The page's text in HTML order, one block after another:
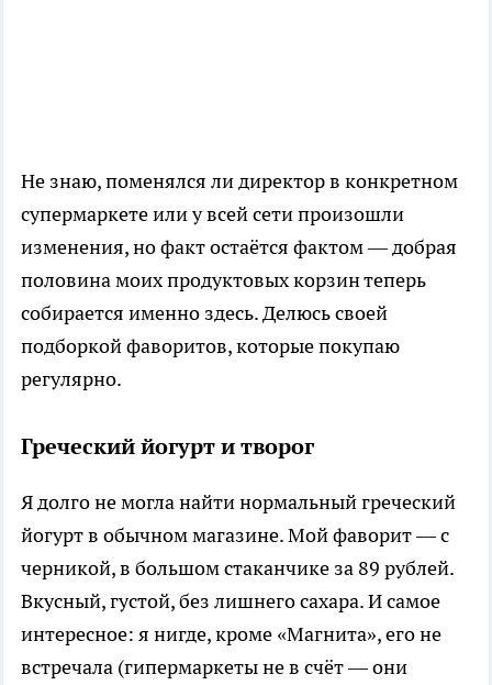
Не знаю, поменялся ли директор в конкретном
супермаркете или у всей сети произошли
изменения, но факт остаётся фактом — добрая
половина моих продуктовых корзин теперь
собирается именно здесь. Делюсь своей
подборкой фаворитов, которые покупаю
регулярно.
Греческий йогурт и творог
Я долго не могла найти нормальный греческий
йогурт в обычном магазине. Мой фаворит — с
черникой, в большом стаканчике за 89 рублей.
Вкусный, густой, без лишнего сахара. И самое
интересное: я нигде, кроме «Магнита», его не
встречала (гипермаркеты не в счёт — они